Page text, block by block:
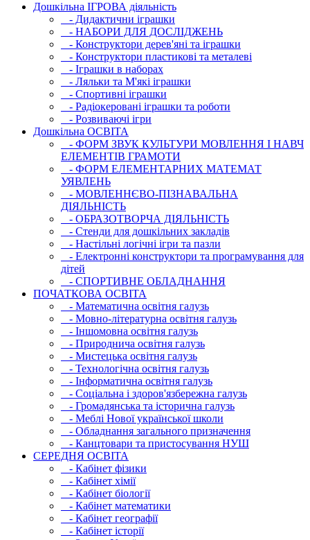
Дошкільна ІГРОВА діяльність
- Дидактични іграшки
- НАБОРИ ДЛЯ ДОСЛІДЖЕНЬ
- Конструктори дерев'яні та іграшки
- Конструктори пластикові та металеві
- Іграшки в наборах
- Ляльки та М'які іграшки
- Спортивні іграшки
- Радіокеровані іграшки та роботи
- Розвиваючі ігри
Дошкільна ОСВIТА
- ФОРМ ЗВУК КУЛЬТУРИ МОВЛЕННЯ І НАВЧ
ЕЛЕМЕНТІВ ГРАМОТИ
- ФОРМ ЕЛЕМЕНТАРНИХ МАТЕМАТ
УЯВЛЕНЬ
- МОВЛЕННЄВО-ПІЗНАВАЛЬНА
ДІЯЛЬНІСТЬ
- ОБРАЗОТВОРЧА ДІЯЛЬНІСТЬ
- Стенди для дошкільних закладів
- Настільні логічні ігри та пазли
- Електронні конструктори та програмування для
дітей
- СПОРТИВНЕ ОБЛАДНАННЯ
ПОЧАТКОВА ОСВIТА
- Математична освітня галузь
- Мовно-літературна освітня галузь
- Iншомовна освітня галузь
- Природнича освітня галузь
- Мистецька освітня галузь
- Технологічна освітня галузь
- Інфopматична освітня галузь
- Соціальна і здоров'язбережна галузь
- Громадянська та історична галузь
- Меблі Нової української школи
- Обладнання загального призначення
- Канцтовари та пристосування НУШ
СЕРЕДНЯ ОСВIТА
- Кабінет фізики
- Кабінет хімії
- Кабінет біології
- Кабінет математики
- Кабінет географії
- Кабінет історії